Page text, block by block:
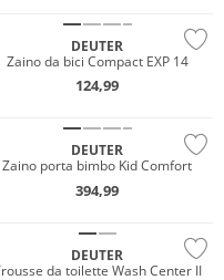
DEUTER
Zaino da bici Compact EXP 14
124,99
DEUTER
Zaino porta bimbo Kid Comfort
394,99
DEUTER
da toilette Wash Center II